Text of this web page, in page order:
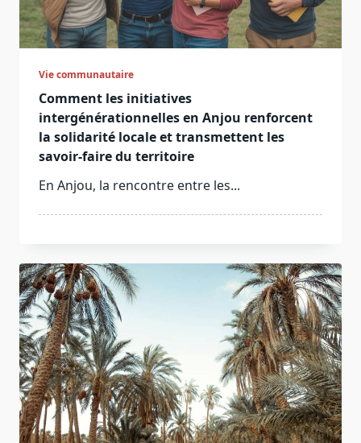
Vie communautaire
Comment les initiatives
intergénérationnelles en Anjou renforcent
la solidarité locale et transmettent les
savoir-faire du territoire
En Anjou, la rencontre entre les...